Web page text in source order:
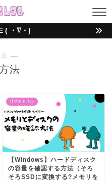
( ・∇・)
―
法
ITプチドリル
【Windows】ハードディスク
の容量を確認する方法（そろ
そろSSDに変換する?メモリを